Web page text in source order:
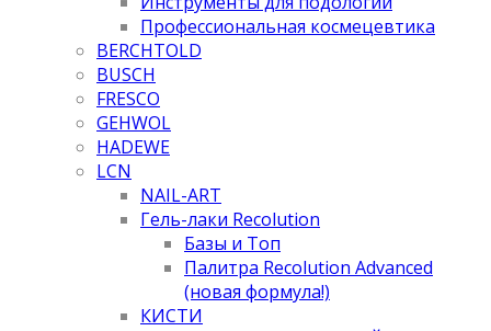
Профессиональная космецевтика
BERCHTOLD
BUSCH
FRESCO
GEHWOL
HADEWE
LCN
NAIL-ART
Гель-лаки Recolution
Базы и Топ
Палитра Recolution Advanced
(новая формула!)
КИСТИ